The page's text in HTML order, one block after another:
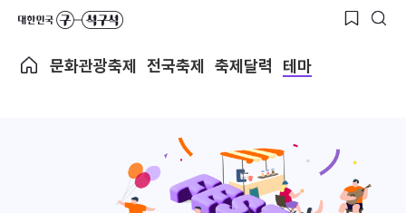
문화관광축제 전국축제 축제달력 테마